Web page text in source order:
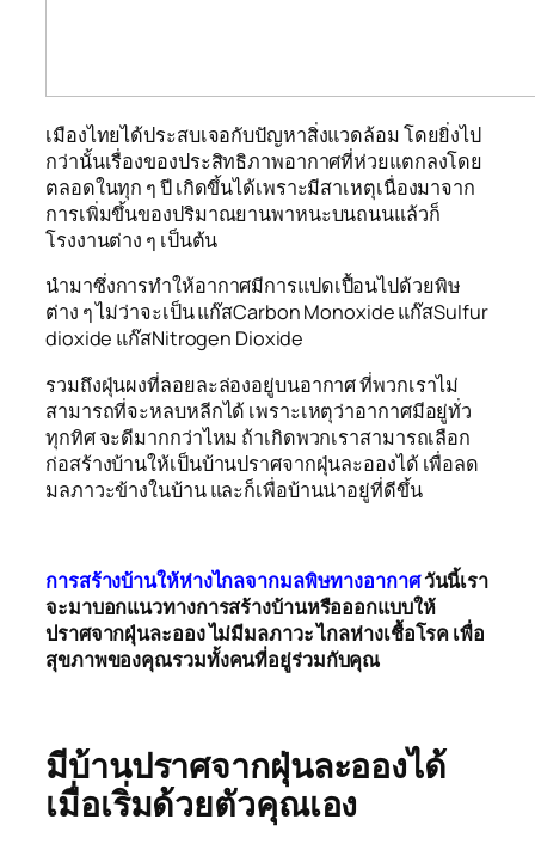
เมืองไทยได้ประสบเจอกับปัญหาสิ่งแวดล้อม โดยยิ่งไป
กว่านั้นเรื่องของประสิทธิภาพอากาศที่ห่วยแตกลงโดย
ตลอดในทุก ๆ ปี เกิดขึ้นได้เพราะมีสาเหตุเนื่องมาจาก
การเพิ่มขึ้นของปริมาณยานพาหนะบนถนนแล้วก็
โรงงานต่าง ๆ เป็นต้น
นำมาซึ่งการทำให้อากาศมีการแปดเปื้อนไปด้วยพิษ
ต่าง ๆ ไม่ว่าจะเป็น แก๊สCarbon Monoxide แก๊สSulfur
dioxide แก๊สNitrogen Dioxide
รวมถึงฝุ่นผงที่ลอยละล่องอยู่บนอากาศ ที่พวกเราไม่
สามารถที่จะหลบหลีกได้ เพราะเหตุว่าอากาศมีอยู่ทั่ว
ทุกทิศ จะดีมากกว่าไหม ถ้าเกิดพวกเราสามารถเลือก
ก่อสร้างบ้านให้เป็นบ้านปราศจากฝุ่นละอองได้ เพื่อลด
มลภาวะข้างในบ้าน และก็เพื่อบ้านน่าอยู่ที่ดีขึ้น
การสร้างบ้านให้ห่างไกลจากมลพิษทางอากาศวันนี้เรา
จะมาบอกแนวทางการสร้างบ้านหรือออกแบบให้
ปราศจากฝุ่นละออง ไม่มีมลภาวะ ไกลห่างเชื้อโรค เพื่อ
สุขภาพของคุณรวมทั้งคนที่อยู่ร่วมกับคุณ
มีบ้านปราศจากฝุ่นละอองได้
เมื่อเริ่มด้วยตัวคุณเอง